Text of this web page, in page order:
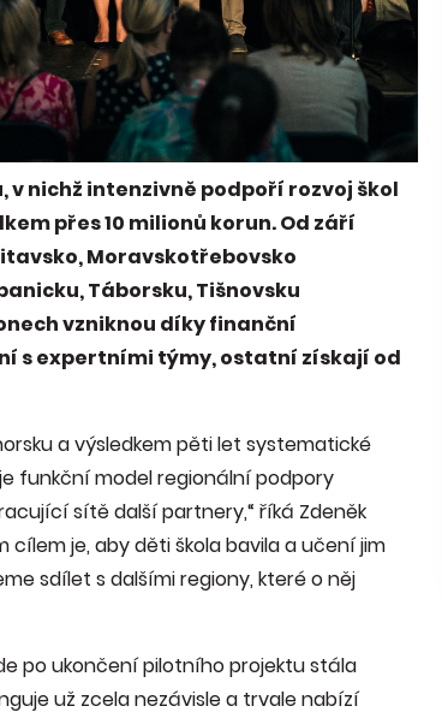
nichž intenzivně podpoří rozvoj škol
přes 10 milionů korun. Od září
Moravskotřebovsko
Táborsku, Tišnovsku
vzniknou díky finanční
s expertními týmy, ostatní získají od
a výsledkem pěti let systematické
funkční model regionální podpory
sítě další partnery,“ říká Zdeněk
cílem je, aby děti škola bavila a učení jim
sdílet s dalšími regiony, které o něj
po ukončení pilotního projektu stála
už zcela nezávisle a trvale nabízí